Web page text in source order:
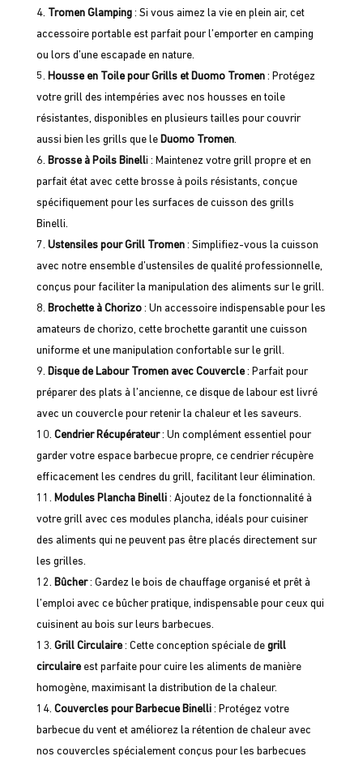
Tromen Glamping: Si vous aimez la vie en plein air, cet
accessoire portable est parfait pour l’emporter en camping
ou lors d’une escapade en nature.
Housse en Toile pour Grills et Duomo Tromen: Protégez
votre grill des intempéries avec nos housses en toile
résistantes, disponibles en plusieurs tailles pour couvrir
aussi bien les grills que leDuomo Tromen.
Brosse à Poils Binelli : Maintenez votre grill propre et en
parfait état avec cette brosse à poils résistants, conçue
spécifiquement pour les surfaces de cuisson des grills
Binelli.
Ustensiles pour Grill Tromen: Simplifiez-vous la cuisson
avec notre ensemble d’ustensiles de qualité professionnelle,
conçus pour faciliter la manipulation des aliments sur le grill.
Brochette à Chorizo: Un accessoire indispensable pour les
amateurs de chorizo, cette brochette garantit une cuisson
uniforme et une manipulation confortable sur le grill.
Disque de Labour Tromen avec Couvercle: Parfait pour
préparer des plats à l’ancienne, ce disque de labour est livré
avec un couvercle pour retenir la chaleur et les saveurs.
Cendrier Récupérateur: Un complément essentiel pour
garder votre espace barbecue propre, ce cendrier récupère
efficacement les cendres du grill, facilitant leur élimination.
Modules Plancha Binelli: Ajoutez de la fonctionnalité à
votre grill avec ces modules plancha, idéals pour cuisiner
des aliments qui ne peuvent pas être placés directement sur
les grilles.
Bûcher: Gardez le bois de chauffage organisé et prêt à
l’emploi avec ce bûcher pratique, indispensable pour ceux qui
cuisinent au bois sur leurs barbecues.
Grill Circulaire : Cette conception spéciale de grill
circulaireest parfaite pour cuire les aliments de manière
homogène, maximisant la distribution de la chaleur.
Couvercles pour Barbecue Binelli: Protégez votre
barbecue du vent et améliorez la rétention de chaleur avec
nos couvercles spécialement conçus pour les barbecues